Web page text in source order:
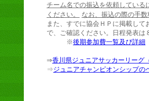
チーム名での振込を依頼している
ください。
なお、振込の際の手
また、すでに協会ＨＰに掲載し
で、ご確認ください。日程発表
※後期参加費一覧及び詳細
⇒香川県ジュニアサッカーリーグ
⇒ジュニアチャンピオンシップの